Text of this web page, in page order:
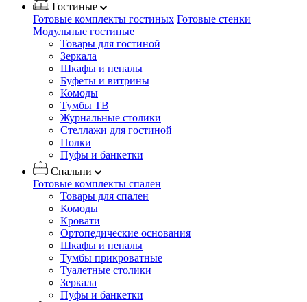
Гостиные
Готовые комплекты гостиных Готовые стенки
Модульные гостиные
Товары для гостиной
Зеркала
Шкафы и пеналы
Буфеты и витрины
Комоды
Тумбы ТВ
Журнальные столики
Стеллажи для гостиной
Полки
Пуфы и банкетки
Спальни
Готовые комплекты спален
Товары для спален
Комоды
Кровати
Ортопедические основания
Шкафы и пеналы
Тумбы прикроватные
Туалетные столики
Зеркала
Пуфы и банкетки